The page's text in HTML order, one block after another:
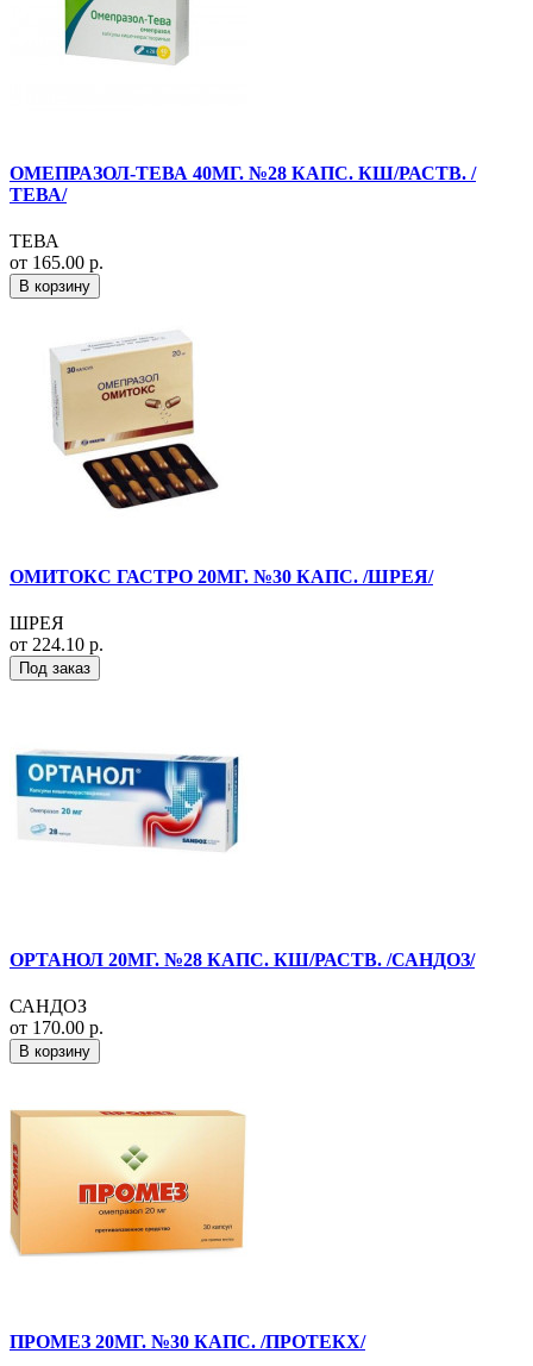
ОМЕПРАЗОЛ-ТЕВА 40МГ. №28 КАПС. КШ/РАСТВ. /
ТЕВА/
ТЕВА
от 165.00 р.
В корзину
ОМИТОКС ГАСТРО 20МГ. №30 КАПС. /ШРЕЯ/
ШРЕЯ
от 224.10 р.
Под заказ
ОРТАНОЛ 20МГ. №28 КАПС. КШ/РАСТВ. /САНДОЗ/
САНДОЗ
от 170.00 р.
В корзину
ПРОМЕЗ 20МГ. №30 КАПС. /ПРОТЕКХ/